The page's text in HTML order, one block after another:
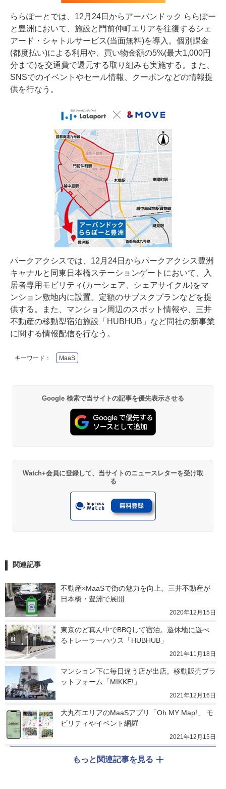
ららぽーとでは、12月24日からアーバンドック ららぽー
と豊洲において、施設と門前仲町エリアを往復するシェ
アード・シャトルサービス(当面無料)を導入。個別課金
(都度払い)による利用や、買い物金額の5%(最大1,000円
分まで)を交通費で還元する取り組みも実施する。また、
SNSでのイベントやセール情報、クーポンなどの情報提
供を行なう。
パークアクシスでは、12月24日からパークアクシス豊洲
キャナルと同東日本橋ステーションゲートにおいて、入
居者専用モビリティ(カーシェア、シェアサイクル)をマ
ンション敷地内に設置。定額のサブスクプランなどを提
供する。また、マンション周辺のスポット情報や、三井
不動産の移動型宿泊施設「HUBHUB」など同社の新事業
に関する情報配信を行なう。
キーワード： MaaS
Google 検索で当サイトの記事を優先表示させる
Watch+会員に登録して、当サイトのニュースレターを受け取
る
関連記事
不動産×MaaSで街の魅力を向上。三井不動産が
日本橋・豊洲で展開
2020年12月15日
東京のど真ん中でBBQして宿泊。遊休地に遊べ
るトレーラーハウス「HUBHUB」
2021年11月18日
マンション下に毎日違う店が出店。移動販売プラ
ットフォーム「MIKKE!」
2021年12月16日
大丸有エリアのMaaSアプリ「Oh MY Map!」 モ
ビリティやイベント網羅
2021年12月15日
もっと関連記事を見る